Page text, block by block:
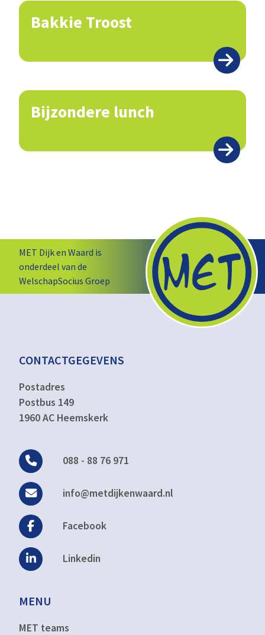
Bakkie Troost
Bijzondere lunch
MET Dijk en Waard is
onderdeel van de
WelschapSocius Groep
CONTACTGEGEVENS
Postadres
Postbus 149
1960 AC Heemskerk
088 - 88 76 971
info@metdijkenwaard.nl
Facebook
Linkedin
MENU
MET teams